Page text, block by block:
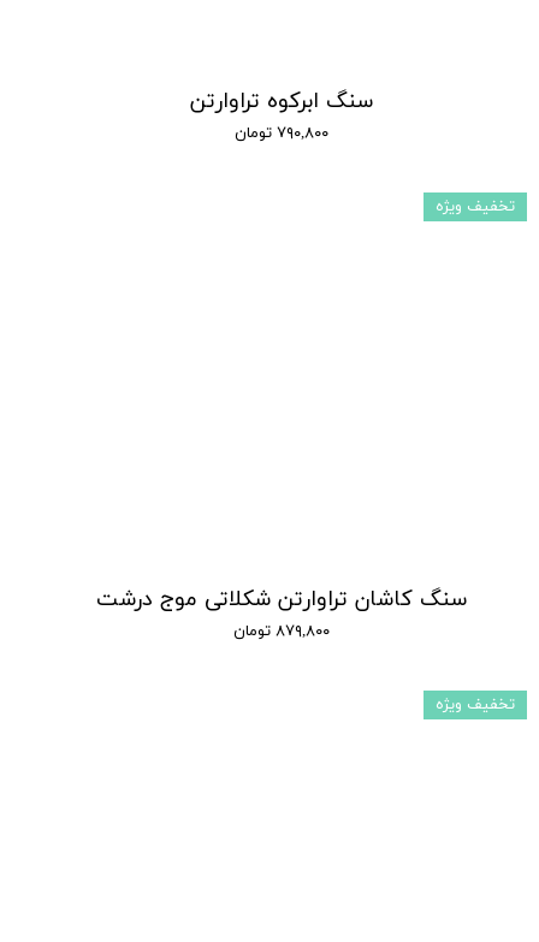
سنگ ابرکوه تراوارتن
۷۹۰,۸۰۰ تومان
سنگ کاشان تراوارتن شکلاتی موج درشت
۸۷۹,۸۰۰ تومان
تخفیف ویژه
تخفیف ویژه